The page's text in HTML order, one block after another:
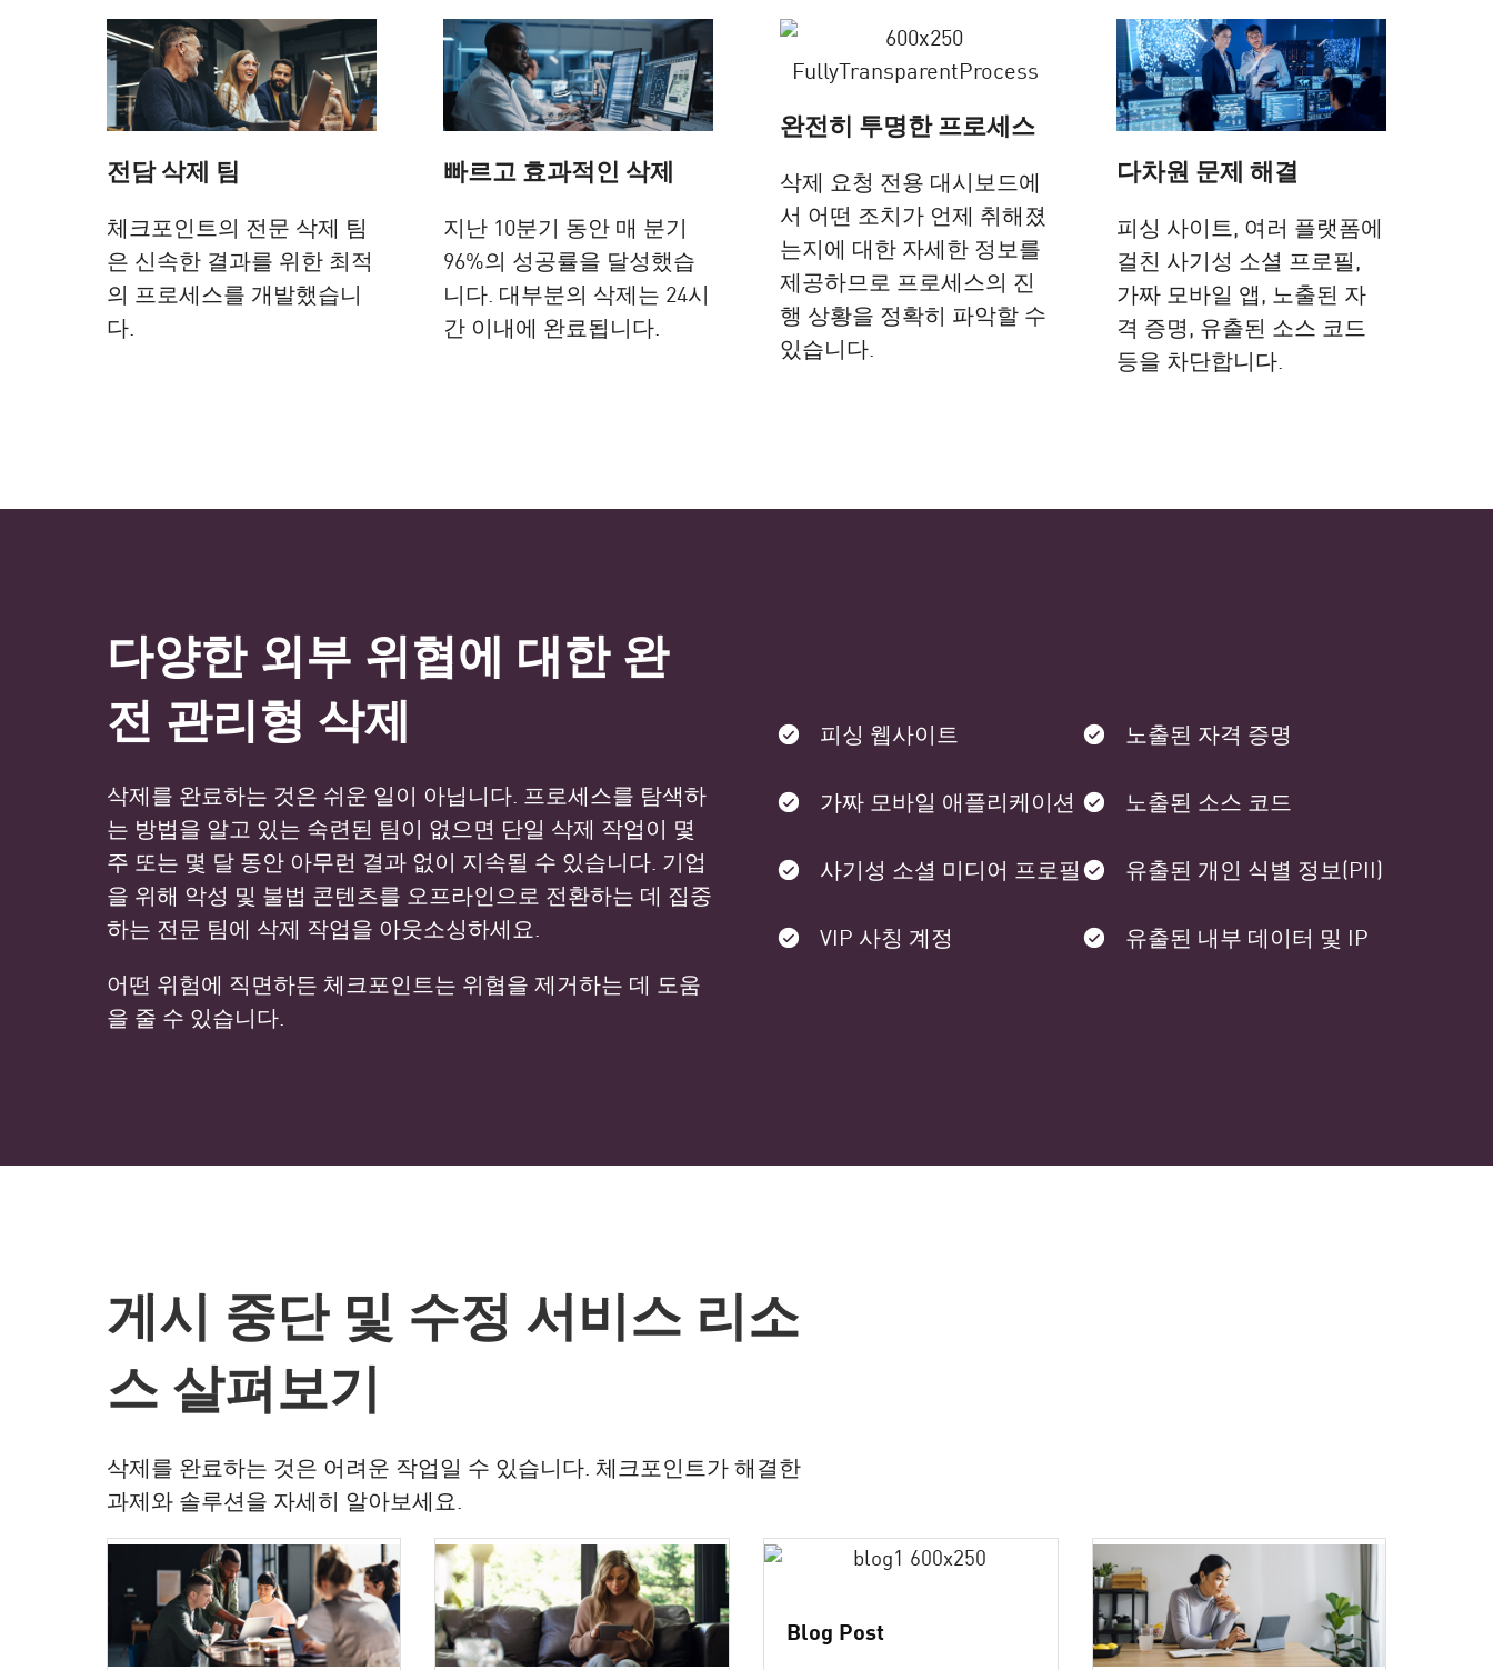
전담 삭제 팀
체크포인트의 전문 삭제 팀
은 신속한 결과를 위한 최적
의 프로세스를 개발했습니
다.
빠르고 효과적인 삭제
지난 10분기 동안 매 분기
96%의 성공률을 달성했습
니다. 대부분의 삭제는 24시
간 이내에 완료됩니다.
완전히 투명한 프로세스
삭제 요청 전용 대시보드에
서 어떤 조치가 언제 취해졌
는지에 대한 자세한 정보를
제공하므로 프로세스의 진
행 상황을 정확히 파악할 수
있습니다.
다차원 문제 해결
피싱 사이트, 여러 플랫폼에
걸친 사기성 소셜 프로필,
가짜 모바일 앱, 노출된 자
격 증명, 유출된 소스 코드
등을 차단합니다.
다양한 외부 위협에 대한 완
전 관리형 삭제
삭제를 완료하는 것은 쉬운 일이 아닙니다. 프로세스를 탐색하
는 방법을 알고 있는 숙련된 팀이 없으면 단일 삭제 작업이 몇
주 또는 몇 달 동안 아무런 결과 없이 지속될 수 있습니다. 기업
을 위해 악성 및 불법 콘텐츠를 오프라인으로 전환하는 데 집중
하는 전문 팀에 삭제 작업을 아웃소싱하세요.
어떤 위험에 직면하든 체크포인트는 위협을 제거하는 데 도움
을 줄 수 있습니다.
피싱 웹사이트
가짜 모바일 애플리케이션
사기성 소셜 미디어 프로필
VIP 사칭 계정
노출된 자격 증명
노출된 소스 코드
유출된 개인 식별 정보(PII)
유출된 내부 데이터 및 IP
게시 중단 및 수정 서비스 리소
스 살펴보기
삭제를 완료하는 것은 어려운 작업일 수 있습니다. 체크포인트가 해결한
과제와 솔루션을 자세히 알아보세요.
Blog Post